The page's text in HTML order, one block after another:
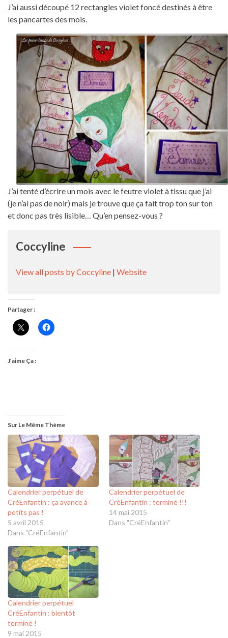
J’ai aussi découpé 12 rectangles violet foncé destinés à être
les pancartes des mois.
J’ai tenté d’écrire un mois avec le feutre violet à tissu que j’ai
(je n’ai pas de noir) mais je trouve que ça fait trop ton sur ton
et donc pas très lisible… Qu’en pensez-vous ?
Coccyline
View all posts by Coccyline | Website
Partager :
J’aime Ça :
Sur Le Même Thème
Calendrier perpétuel de
CréEnfantin : ça avance à
petits pas !
5 avril 2015
Dans "CréEnfantin"
Calendrier perpétuel de
CréEnfantin : terminé !!!
14 mai 2015
Dans "CréEnfantin"
Calendrier perpétuel
CréEnfantin : bientôt
terminé !
9 mai 2015